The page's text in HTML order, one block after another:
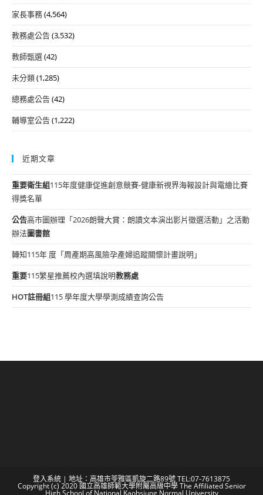
家長事務(4,564)
教務處公告(3,532)
教師甄選(42)
未分類(1,285)
總務處公告(42)
輔導室公告(1,222)
近期文章
重要衛生組115年度健康促進創意競賽-健康新視界海報設計與電繪比賽
得獎名單
公告高市圖辦理「2026朗聲大賞：朗讀文本演出影片徵選活動」之活動
辦法圖書館
轉知115年 度「周產期高風險孕產婦追蹤關懷計畫說明」
重要115繁星推薦校內選填說明教務處
HOT註冊組115 學年度大學學測成績查詢公告
登入系統 | 地址：高雄市苓雅區凱旋二路89號 TEL:07-7613875
Copyright (c) 2020 國立高雄師範大學附屬高級中學 The Affiliated Senior
High School of National Kaohsiung Normal University